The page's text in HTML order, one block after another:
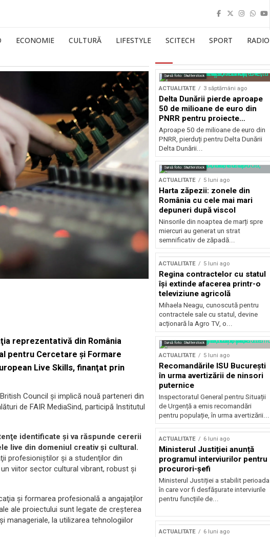
ECONOMIE CULTURĂ LIFESTYLE SCITECH SPORT RADIO
reprezentativă din România
pentru Cercetare şi Formare
Live Skills, finanţat prin
Council şi implică nouă parteneri din
de FAIR MediaSind, participă Institutul
identificate şi va răspunde cererii
live din domeniul creativ şi cultural.
profesioniştilor şi a studenţilor din
viitor sector cultural vibrant, robust şi
şi formarea profesională a angajaţilor
ale proiectului sunt legate de creşterea
manageriale, la utilizarea tehnologiilor
Sursă foto: Shutterstock
ACTUALITATE 3 săptămâni ago
Delta Dunării pierde aproape
50 de milioane de euro din
PNRR pentru proiecte
esențiale
Aproape 50 de milioane de euro din
PNRR, pierduți pentru Delta Dunării
Delta Dunării...
Sursă foto: Shutterstock
ACTUALITATE 5 luni ago
Harta zăpezii: zonele din
România cu cele mai mari
depuneri după viscol
Ninsorile din noaptea de marți spre
miercuri au generat un strat
semnificativ de zăpadă...
ACTUALITATE 5 luni ago
Regina contractelor cu statul
își extinde afacerea printr-o
televiziune agricolă
Mihaela Neagu, cunoscută pentru
contractele sale cu statul, devine
acționară la Agro TV, o...
Sursă foto: Shutterstock
ACTUALITATE 5 luni ago
Recomandările ISU București
în urma avertizării de ninsori
puternice
Inspectoratul General pentru Situații
de Urgență a emis recomandări
pentru populație, în urma avertizării...
ACTUALITATE 6 luni ago
Ministerul Justiției anunță
programul interviurilor pentru
procurori-șefi
Ministerul Justiției a stabilit perioada
în care vor fi desfășurate interviurile
pentru funcțiile de...
ACTUALITATE 6 luni ago